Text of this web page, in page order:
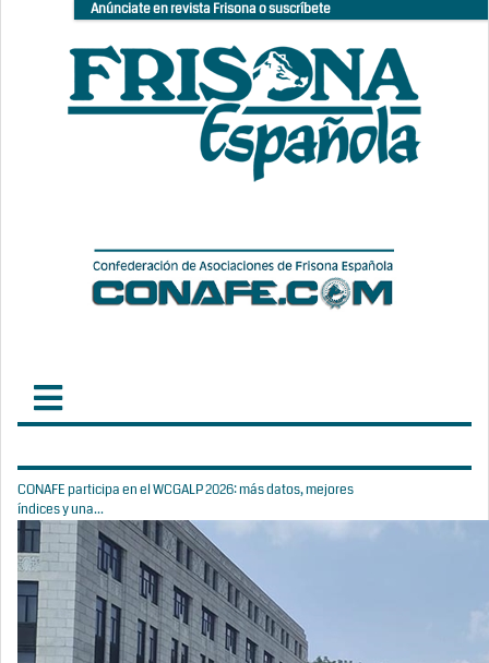
Anúnciate en revista Frisona o suscríbete
CONAFE participa en el WCGALP 2026: más datos, mejores
índices y una...